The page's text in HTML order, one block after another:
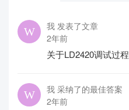
我 发表了文章
2年前
关于LD2420调试过程
我 采纳了的最佳答案
2年前